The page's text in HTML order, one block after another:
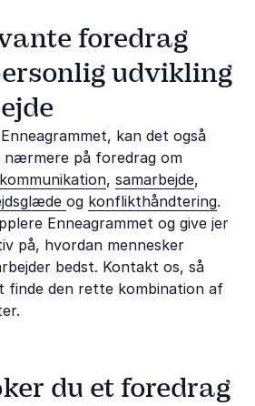
foredrag
udvikling
kan det også
på foredrag om
kommunikation, samarbejde,
og konflikthåndtering.
Enneagrammet og give jer
på, hvordan mennesker
bedst. Kontakt os, så
finde den rette kombination af
du et foredrag